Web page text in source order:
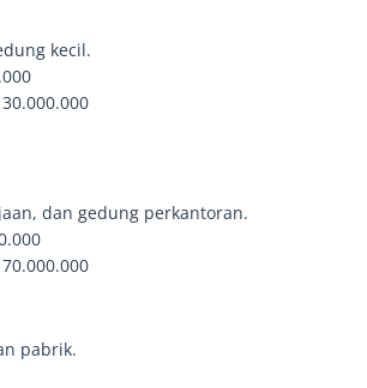
kecil.
dan gedung perkantoran.
pabrik.